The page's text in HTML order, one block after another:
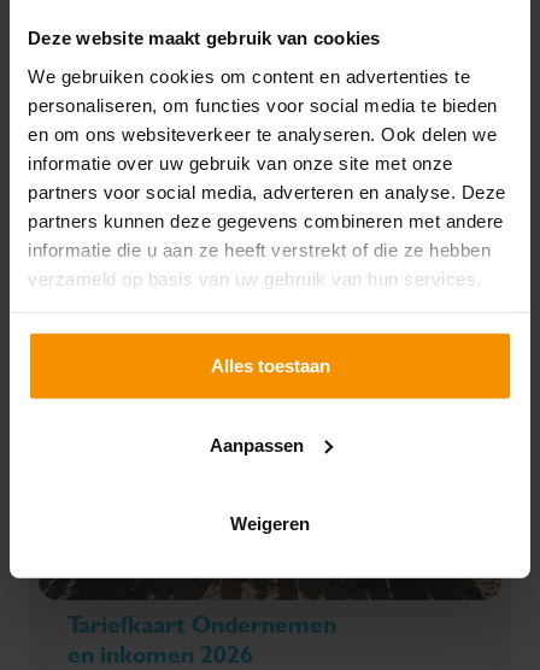
Deze website maakt gebruik van cookies
We gebruiken cookies om content en advertenties te
personaliseren, om functies voor social media te bieden
en om ons websiteverkeer te analyseren. Ook delen we
informatie over uw gebruik van onze site met onze
partners voor social media, adverteren en analyse. Deze
partners kunnen deze gegevens combineren met andere
informatie die u aan ze heeft verstrekt of die ze hebben
verzameld op basis van uw gebruik van hun services.
Alles toestaan
Aanpassen
Weigeren
Gerard de Graaf
Accountant Administratieconsulent | Partner
Tariefkaart Ondernemen
en inkomen 2026